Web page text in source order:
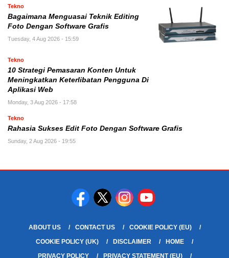
Tekno
Bagaimana Menguasai Teknik Editing
Foto Dengan Software Grafis
Tuesday, 4 Aug 2026 - 15:59
Tekno
10 Strategi Pemasaran Konten Untuk
Meningkatkan Keterlibatan Pengguna Di
Aplikasi Web
Monday, 3 Aug 2026 - 17:58
Tekno
Rahasia Sukses Edit Foto Dengan Software Grafis
Sunday, 2 Aug 2026 - 19:55
ABOUT US CONTACT US
COOKIE POLICY (EU)
COOKIE POLICY (UK)
DISCLAIMER
HOME
PRIVACY POLICY
PRIVACY STATEMENT (EU)